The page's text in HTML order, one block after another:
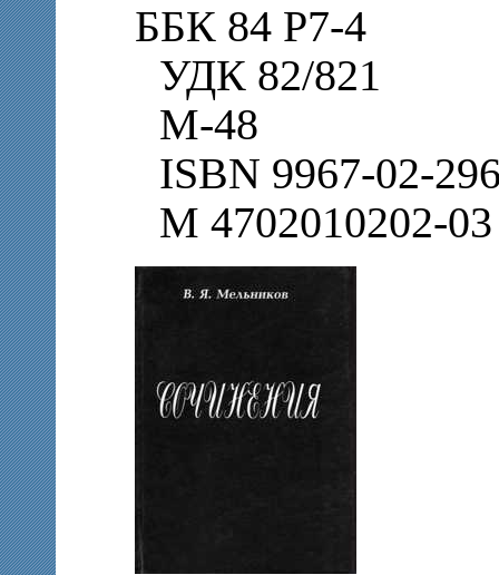
ББК 84 Р7-4
УДК 82/821
М-48
ISBN 9967-02-
М 4702010202-03